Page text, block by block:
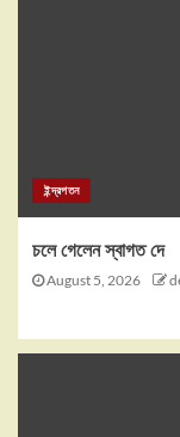
ইন্দ্রপতন
চলে গেলেন স্বাগত দে
August 5, 2026